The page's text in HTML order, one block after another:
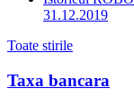
31.12.2019
Toate stirile
Taxa bancara